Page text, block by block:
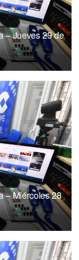
– Jueves 29 de
– Miércoles 28